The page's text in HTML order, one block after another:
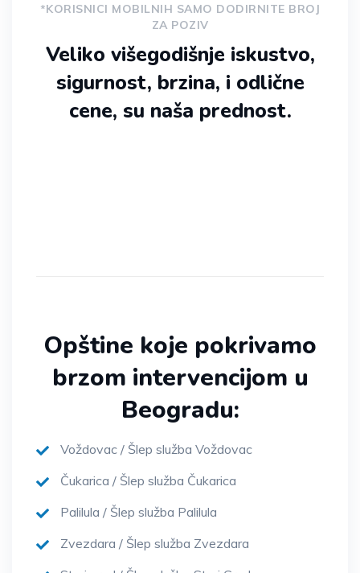
*KORISNICI MOBILNIH SAMO DODIRNITE BROJ
ZA POZIV
Veliko višegodišnje iskustvo,
sigurnost, brzina, i odlične
cene, su naša prednost.
Opštine koje pokrivamo
brzom intervencijom u
Beogradu:
Voždovac / Šlep služba Voždovac
Čukarica / Šlep služba Čukarica
Palilula / Šlep služba Palilula
Zvezdara / Šlep služba Zvezdara